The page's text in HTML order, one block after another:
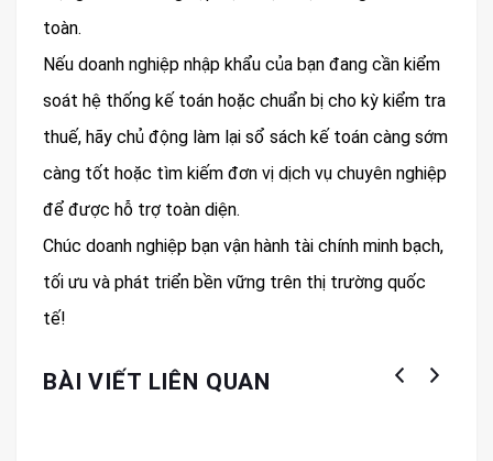
toàn.
Nếu doanh nghiệp nhập khẩu của bạn đang cần kiểm
soát hệ thống kế toán hoặc chuẩn bị cho kỳ kiểm tra
thuế, hãy chủ động làm lại sổ sách kế toán càng sớm
càng tốt hoặc tìm kiếm đơn vị dịch vụ chuyên nghiệp
để được hỗ trợ toàn diện.
Chúc doanh nghiệp bạn vận hành tài chính minh bạch,
tối ưu và phát triển bền vững trên thị trường quốc
tế!
BÀI VIẾT LIÊN QUAN